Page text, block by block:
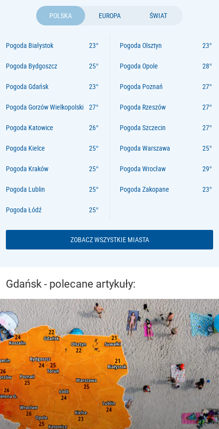
POLSKA EUROPA ŚWIAT
Pogoda Białystok
Pogoda Bydgoszcz
Pogoda Gdańsk
Pogoda Gorzów Wielkopolski
Pogoda Katowice
Pogoda Kielce
Pogoda Kraków
Pogoda Lublin
Pogoda Łódź
Pogoda Olsztyn
Pogoda Opole
Pogoda Poznań
Pogoda Rzeszów
Pogoda Szczecin
Pogoda Warszawa
Pogoda Wrocław
Pogoda Zakopane
ZOBACZ WSZYSTKIE MIASTA
Gdańsk - polecane artykuły: